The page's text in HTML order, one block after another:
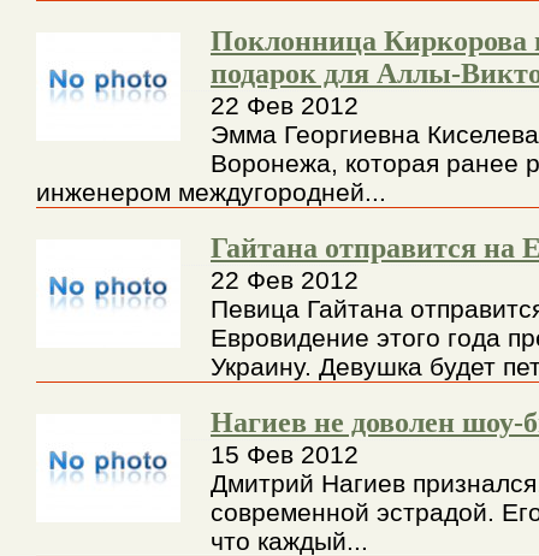
Поклонница Киркорова
подарок для Аллы-
22 Фев 2012
Эмма Георгиевна
Воронежа, которая ранее
инженером междугородней...
Гайтана отправится на
22 Фев 2012
Певица Гайтана
Евровидение этого года
Украину. Девушка будет
Нагиев не доволен шоу-
15 Фев 2012
Дмитрий Нагиев
современной эстрадой.
что каждый...